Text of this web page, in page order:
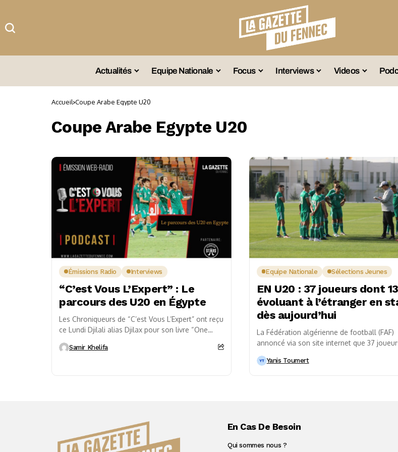
Actualités
A La Une
Championnat
Omnisports
Agenda
Equipe Nationale
Sélections Jeunes
Sélections Diverses
Focus Interviews
Vu Ailleurs
Videos
Accueil Coupe Arabe Egypte U20
Coupe Arabe Egypte U20
Émissions Radio Interviews
“C’est Vous L’Expert” : Le
parcours des U20 en Égypte
Les Chroniqueurs de “C’est Vous L’Expert” ont reçu
ce Lundi Djilali alias Djilax pour son livre “One
Samir Khelifa
Equipe Nationale Sélections Jeunes
EN U20 : 37 joueurs dont 13
évoluant à l’étranger en
dès aujourd’hui
La Fédération algérienne de football (FAF)
annoncé via son site internet que 37
la prochaine...
Yanis Toumert
En Cas De Besoin
Qui sommes nous ?